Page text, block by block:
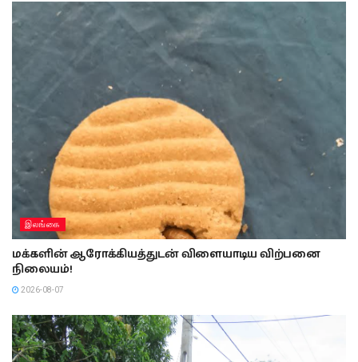
இலங்கை
மக்களின் ஆரோக்கியத்துடன் விளையாடிய விற்பனை
நிலையம்!
2026-08-07